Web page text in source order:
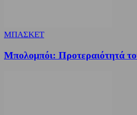
ΜΠΑΣΚΕΤ
Μπολομπόι: Προτεραιότητά